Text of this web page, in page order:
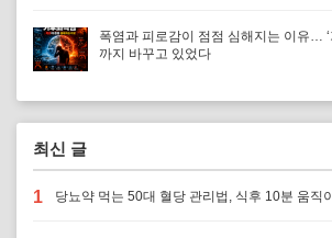
폭염과 피로감이 점점 심해지는 이유… ‘
까지 바꾸고 있었다
최신 글
1 당뇨약 먹는 50대 혈당 관리법, 식후 10분 움직